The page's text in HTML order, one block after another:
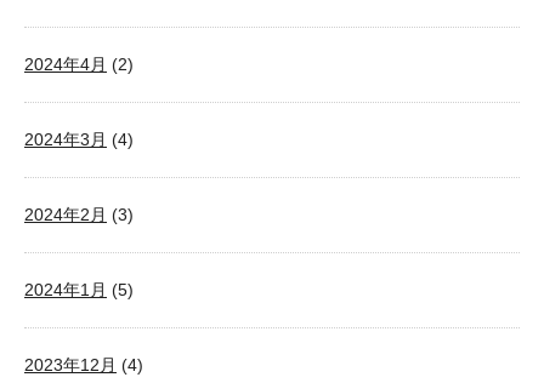
2024年4月 (2)
2024年3月 (4)
2024年2月 (3)
2024年1月 (5)
2023年12月 (4)